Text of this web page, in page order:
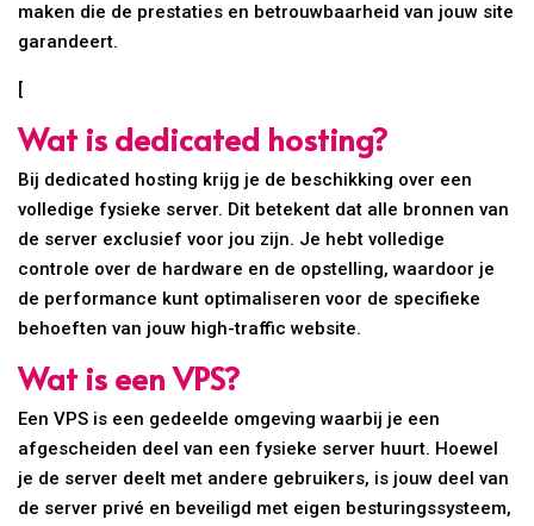
maken die de prestaties en betrouwbaarheid van jouw site
garandeert.
[
Wat is dedicated hosting?
Bij dedicated hosting krijg je de beschikking over een
volledige fysieke server. Dit betekent dat alle bronnen van
de server exclusief voor jou zijn. Je hebt volledige
controle over de hardware en de opstelling, waardoor je
de performance kunt optimaliseren voor de specifieke
behoeften van jouw high-traffic website.
Wat is een VPS?
Een VPS is een gedeelde omgeving waarbij je een
afgescheiden deel van een fysieke server huurt. Hoewel
je de server deelt met andere gebruikers, is jouw deel van
de server privé en beveiligd met eigen besturingssysteem,